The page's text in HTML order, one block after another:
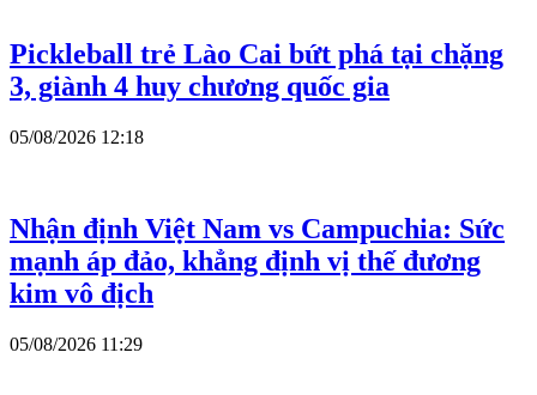
Pickleball trẻ Lào Cai bứt phá tại chặng
3, giành 4 huy chương quốc gia
05/08/2026 12:18
Nhận định Việt Nam vs Campuchia: Sức
mạnh áp đảo, khẳng định vị thế đương
kim vô địch
05/08/2026 11:29